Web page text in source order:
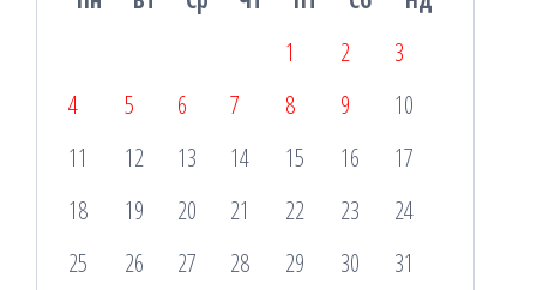
1
2
3
4
5 6 7 8 9
10
11
12 13 14 15 16
17
18
19 20 21 22 23
24
25
26 27 28 29 30
31